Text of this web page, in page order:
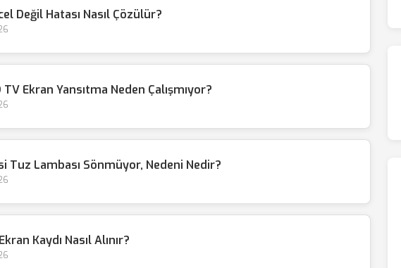
Değil Hatası Nasıl Çözülür?
Ekran Yansıtma Neden Çalışmıyor?
Tuz Lambası Sönmüyor, Nedeni Nedir?
Kaydı Nasıl Alınır?